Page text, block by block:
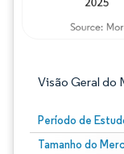
Visão Geral do
Período de
Tamanho do